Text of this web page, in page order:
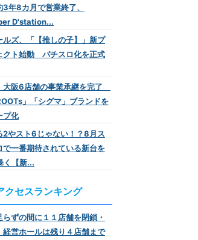
3年8カ月で営業終了、
D'station...
ルズ、「【推しの子】」新プ
クト始動 パチスロ化を正式
大阪6店舗の事業承継を完了
」「シグマ」ブランドを
プ化
2やスト6じゃない！？8月ス
で一番期待されている新台を
く【新...
クセスランキング
らずの間に１１店舗を閉鎖・
経営ホールは残り４店舗まで